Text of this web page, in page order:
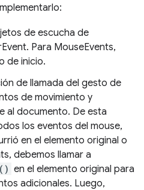
de escucha de
Para MouseEvents,
de inicio.
de llamada del gesto de
de movimiento y
al documento. De esta
los eventos del mouse,
en el elemento original o
debemos llamar a
en el elemento original para
adicionales. Luego,